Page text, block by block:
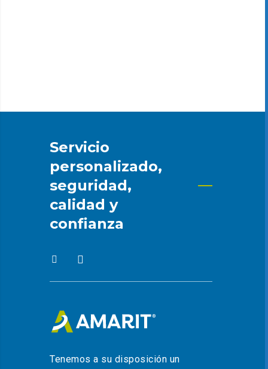
Servicio
personalizado,
seguridad,
calidad y
confianza
Tenemos a su disposición un